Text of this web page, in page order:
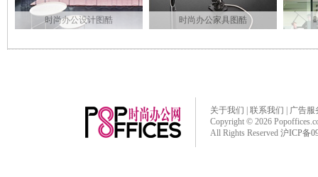
时尚办公设计图酷 时尚办公家具图酷